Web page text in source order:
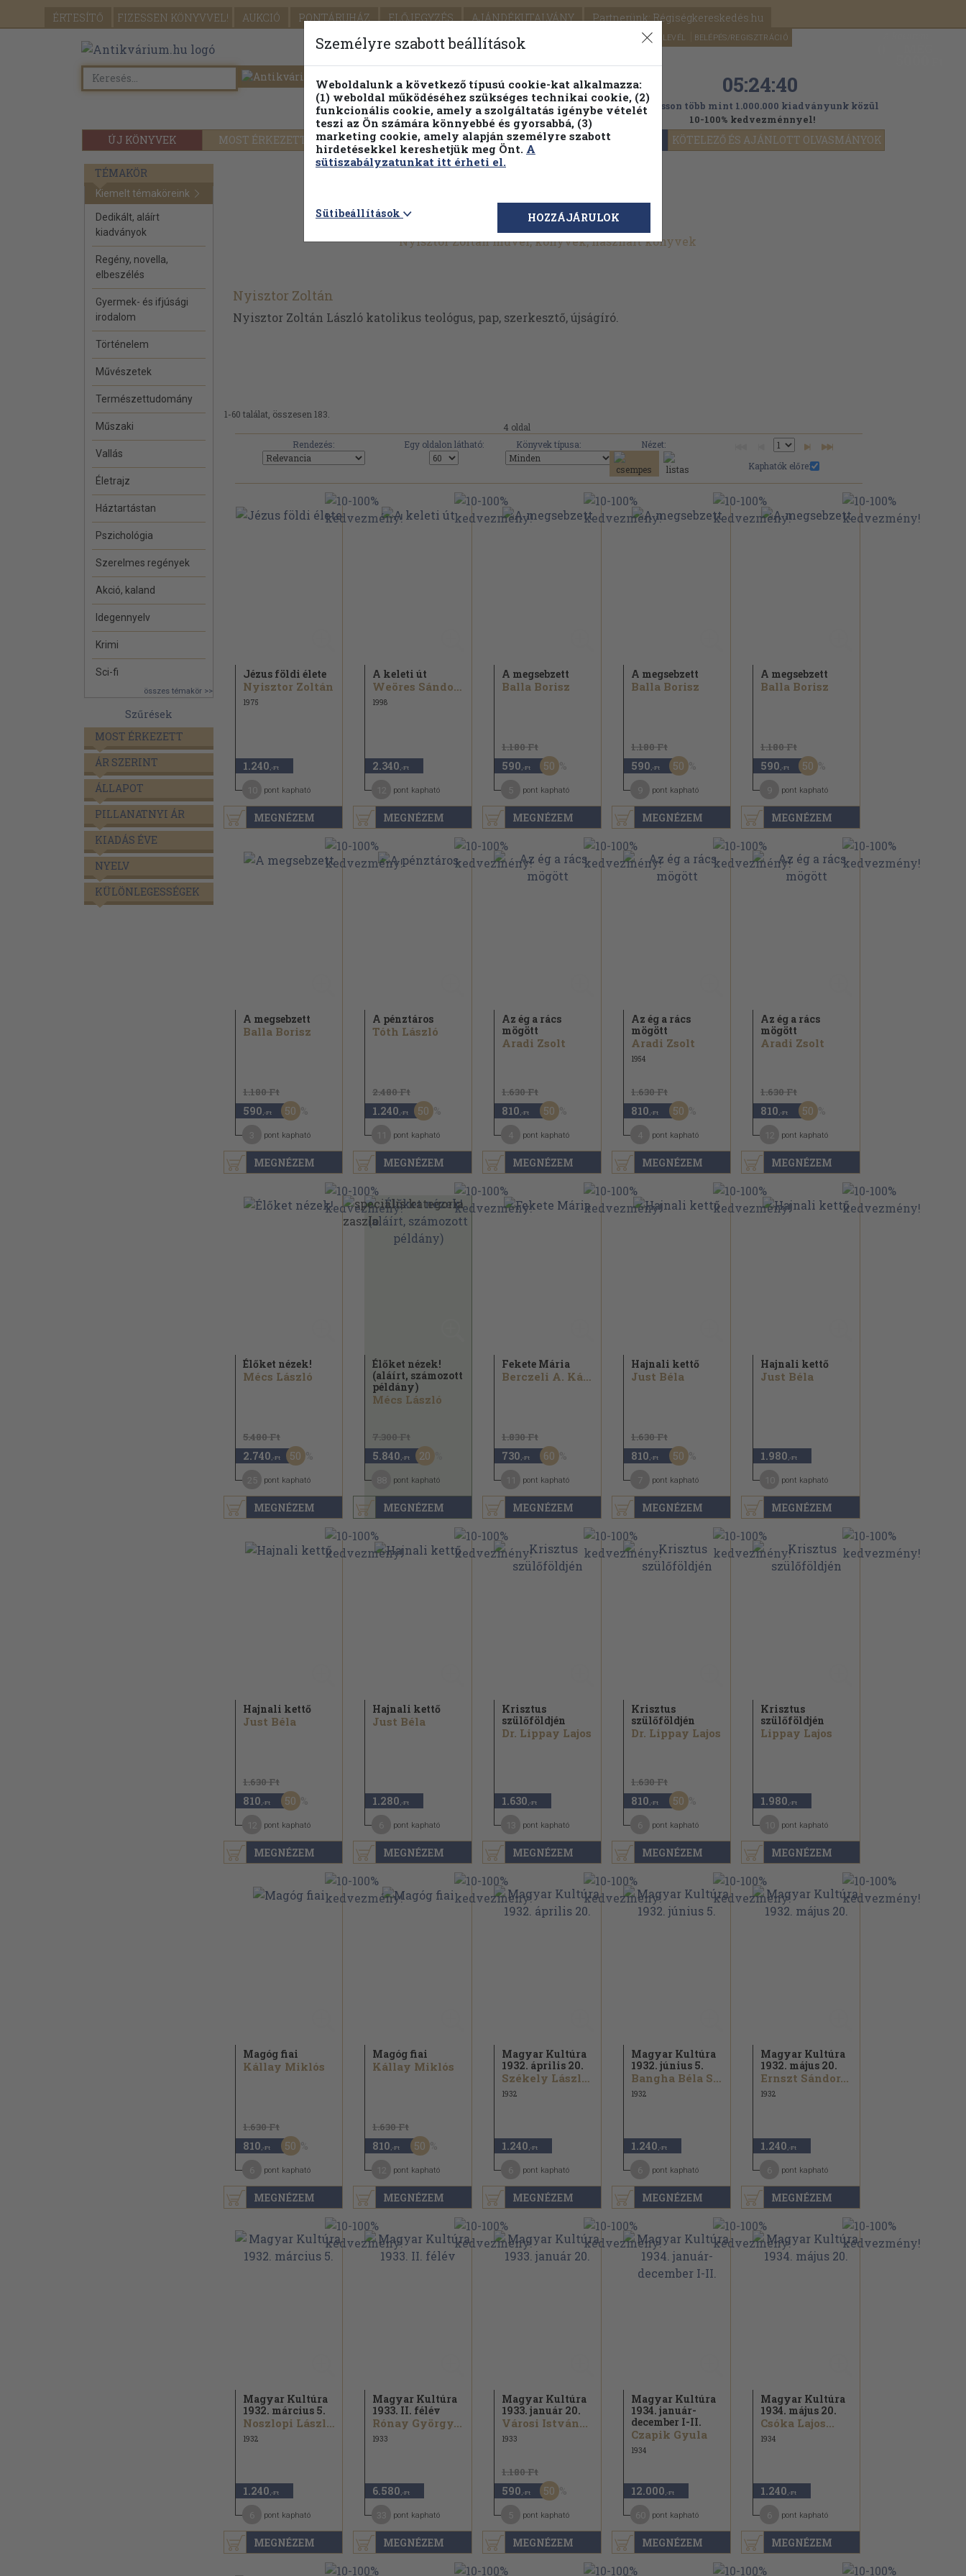
ÉRTESÍTŐ FIZESSEN KÖNYVVEL! AUKCIÓ PONTÁRUHÁZ ELŐJEGYZÉS AJÁNDÉKUTALVÁNY Partnerünk: Régiségkereskedés.hu
SEGÍTSÉG HÍRLEVÉL BELÉPÉS/REGISZTRÁCIÓ
ÚJ KÖNYVEK MOST ÉRKEZETT PILLANATNYI ÁRAINK FENNTARTHATÓ OLVASMÁNYOK KÖTELEZŐ ÉS AJÁNLOTT OLVASMÁNYOK
Részletes kereső Témaköri fa 05:24:38
Válogasson több mint 1.000.000 kiadványunk közül
10-100% kedvezménnyel!
TÉMAKÖR
Kiemelt témaköreink
Dedikált, aláírt
kiadványok
Regény, novella,
elbeszélés
Gyermek- és ifjúsági
irodalom
Történelem
Művészetek
Természettudomány
Műszaki
Vallás
Életrajz
Háztartástan
Pszichológia
Szerelmes regények
Akció, kaland
Idegennyelv
Krimi
Sci-fi
összes témakör >>
Szűrések
MOST ÉRKEZETT
ÁR SZERINT
ÁLLAPOT
PILLANATNYI ÁR
KIADÁS ÉVE
NYELV
KÜLÖNLEGESSÉGEK
Nyisztor Zoltán művei, könyvek, használt könyvek
Nyisztor Zoltán
Nyisztor Zoltán László katolikus teológus, pap, szerkesztő, újságíró.
1-60 találat, összesen 183.
4 oldal
Rendezés:
Egy oldalon látható: Könyvek típusa:
Nézet:
Kaphatók előre:
MEGNÉZEM
Jézus földi élete
Nyisztor Zoltán
1975
1.240 ,-Ft
pont kapható
MEGNÉZEM
A keleti út
Weöres Sándor...
1998
2.340 ,-Ft
pont kapható
MEGNÉZEM
A megsebzett
Balla Borisz
1.180 Ft
590 ,-Ft 50
pont kapható
MEGNÉZEM
A megsebzett
Balla Borisz
1.180 Ft
590 ,-Ft 50
pont kapható
MEGNÉZEM
A megsebzett
Balla Borisz
1.180 Ft
590 ,-Ft 50
pont kapható
MEGNÉZEM
A megsebzett
Balla Borisz
1.180 Ft
590 ,-Ft 50
pont kapható
MEGNÉZEM
A pénztáros
Tóth László
2.480 Ft
1.240 ,-Ft 50
pont kapható
MEGNÉZEM
Az ég a rács
mögött
Aradi Zsolt
1.630 Ft
810 ,-Ft 50
pont kapható
MEGNÉZEM
Az ég a rács
mögött
Aradi Zsolt
1954
1.630 Ft
810 ,-Ft 50
pont kapható
MEGNÉZEM
Az ég a rács
mögött
Aradi Zsolt
1.630 Ft
810 ,-Ft 50
pont kapható
MEGNÉZEM
Élőket nézek!
Mécs László
5.480 Ft
2.740 ,-Ft 50
pont kapható
MEGNÉZEM
Élőket nézek!
(aláírt, számozott
példány)
Mécs László
7.300 Ft
5.840 ,-Ft 20
pont kapható
MEGNÉZEM
Fekete Mária
Berczeli A. Károly
1.830 Ft
730 ,-Ft 60
pont kapható
MEGNÉZEM
Hajnali kettő
Just Béla
1.630 Ft
810 ,-Ft 50
pont kapható
MEGNÉZEM
Hajnali kettő
Just Béla
1.980 ,-Ft
pont kapható
MEGNÉZEM
Hajnali kettő
Just Béla
1.630 Ft
810 ,-Ft 50
pont kapható
MEGNÉZEM
Hajnali kettő
Just Béla
1.280 ,-Ft
pont kapható
MEGNÉZEM
Krisztus
szülőföldjén
Dr. Lippay Lajos
1.630 ,-Ft
pont kapható
MEGNÉZEM
Krisztus
szülőföldjén
Dr. Lippay Lajos
1.630 Ft
810 ,-Ft 50
pont kapható
MEGNÉZEM
Krisztus
szülőföldjén
Lippay Lajos
1.980 ,-Ft
pont kapható
MEGNÉZEM
Magóg fiai
Kállay Miklós
1.630 Ft
810 ,-Ft 50
pont kapható
MEGNÉZEM
Magóg fiai
Kállay Miklós
1.630 Ft
810 ,-Ft 50
pont kapható
MEGNÉZEM
Magyar Kultúra
1932. április 20.
Székely László...
1932
1.240 ,-Ft
pont kapható
MEGNÉZEM
Magyar Kultúra
1932. június 5.
Bangha Béla S. J.
1932
1.240 ,-Ft
pont kapható
MEGNÉZEM
Magyar Kultúra
1932. május 20.
Ernszt Sándor...
1932
1.240 ,-Ft
pont kapható
MEGNÉZEM
Magyar Kultúra
1932. március 5.
Noszlopi László...
1932
1.240 ,-Ft
pont kapható
MEGNÉZEM
Magyar Kultúra
1933. II. félév
Rónay György...
1933
6.580 ,-Ft
pont kapható
MEGNÉZEM
Magyar Kultúra
1933. január 20.
Városi István...
1933
1.180 Ft
590 ,-Ft 50
pont kapható
MEGNÉZEM
Magyar Kultúra
1934. január-
december I-II.
Czapik Gyula
1934
12.000 ,-Ft
pont kapható
MEGNÉZEM
Magyar Kultúra
1934. május 20.
Csóka Lajos...
1934
1.240 ,-Ft
pont kapható
Személyre szabott beállítások
Weboldalunk a következő típusú cookie-kat alkalmazza:
(1) weboldal működéséhez szükséges technikai cookie, (2)
funkcionális cookie, amely a szolgáltatás igénybe vételét
teszi az Ön számára könnyebbé és gyorsabbá, (3)
marketing cookie, amely alapján személyre szabott
hirdetésekkel kereshetjük meg Önt. A
sütiszabályzatunkat itt érheti el.
Sütibeállítások HOZZÁJÁRULOK